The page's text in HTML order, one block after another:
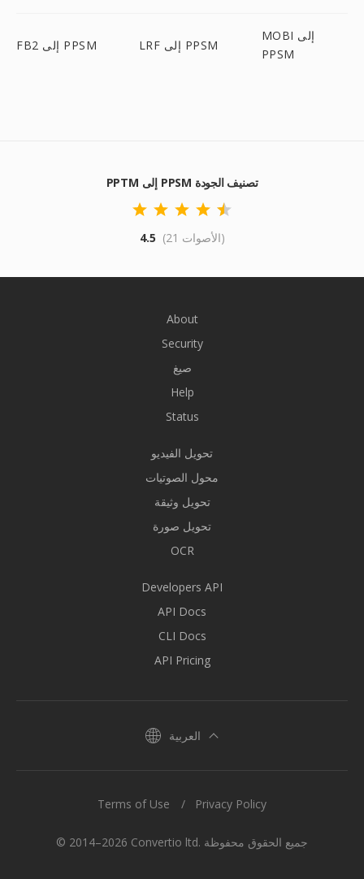
FB2 إلى PPSM LRF إلى PPSM
MOBI إلى
PPSM
PPTM إلى PPSM تصنيف الجودة
4.5 (21 الأصوات)
About
Security
صيغ
Help
Status
تحويل الفيديو
محول الصوتيات
تحويل وثيقة
تحويل صورة
OCR
Developers API
API Docs
CLI Docs
API Pricing
العربية
© 2014–2026 Convertio ltd. جميع الحقوق محفوظة
Terms of Use Privacy Policy